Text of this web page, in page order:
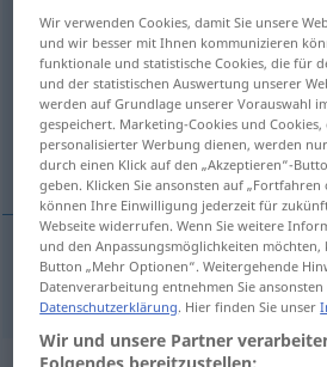
oklepany UMG
Übersicht aller Übersetzungen
(Für mehr Details die Übersetzung
abgedroschen
abgedroschen oklepany
Wir verwenden Cookies, damit Sie unsere
und wir besser mit Ihnen kommunizieren
funktionale und statistische Cookies, die für
und der statistischen Auswertung unserer
werden auf Grundlage unserer Vorauswahl
gespeichert. Marketing-Cookies und
personalisierter Werbung dienen, werden
durch einen Klick auf den „Akzeptieren“-
geben. Klicken Sie ansonsten auf „Fortfahren
können Ihre Einwilligung jederzeit für
Webseite widerrufen. Wenn Sie weitere
und den Anpassungsmöglichkeiten möchten,
Button „Mehr Optionen“. Weitergehende
Datenverarbeitung entnehmen Sie
Datenschutzerklärung. Hier finden Sie unser
Wir und unsere Partner
Folgendes bereitzustellen: